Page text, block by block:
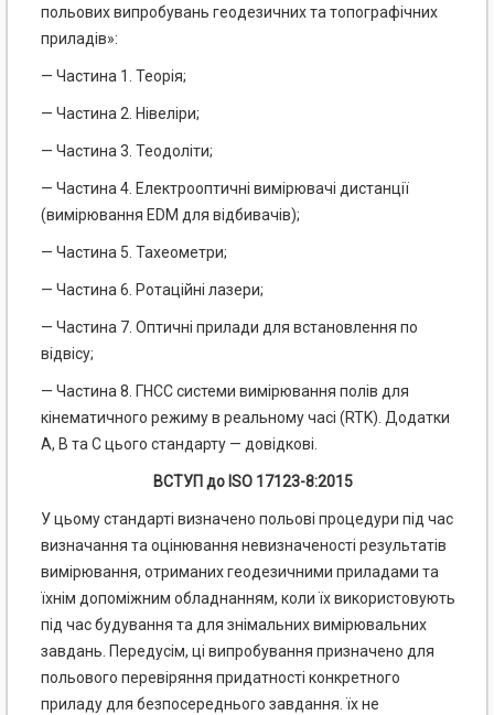
польових випробувань геодезичних та топографічних
приладів»:
— Частина 1. Теорія;
— Частина 2. Нівеліри;
— Частина 3. Теодоліти;
— Частина 4. Електрооптичні вимірювачі дистанції
(вимірювання EDM для відбивачів);
— Частина 5. Тахеометри;
— Частина 6. Ротаційні лазери;
— Частина 7. Оптичні прилади для встановлення по
відвісу;
— Частина 8. ГНСС системи вимірювання полів для
кінематичного режиму в реальному часі (RTK). Додатки
А, В та С цього стандарту — довідкові.
ВСТУП до ISO 17123-8:2015
У цьому стандарті визначено польові процедури під час
визначання та оцінювання невизначеності результатів
вимірювання, отриманих геодезичними приладами та
їхнім допоміжним обладнанням, коли їх використовують
під час будування та для знімальних вимірювальних
завдань. Передусім, ці випробування призначено для
польового перевіряння придатності конкретного
приладу для безпосереднього завдання. їх не